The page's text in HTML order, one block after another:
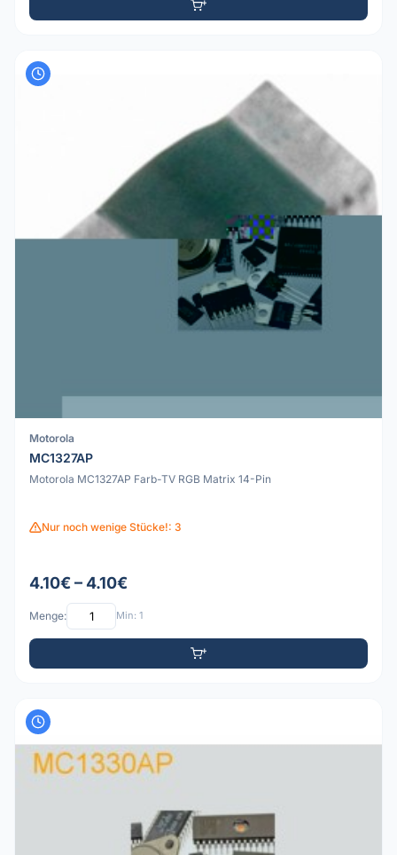
Motorola
MC1327AP
Motorola MC1327AP Farb-TV RGB Matrix 14-Pin
Nur noch wenige Stücke!: 3
4.10€ – 4.10€
Menge: Min: 1